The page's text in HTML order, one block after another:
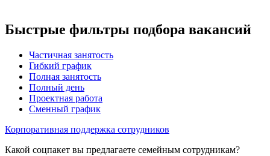
Быстрые фильтры подбора вакансий
Частичная занятость
Гибкий график
Полная занятость
Полный день
Проектная работа
Сменный график
Корпоративная поддержка сотрудников
Какой соцпакет вы предлагаете семейным сотрудникам?